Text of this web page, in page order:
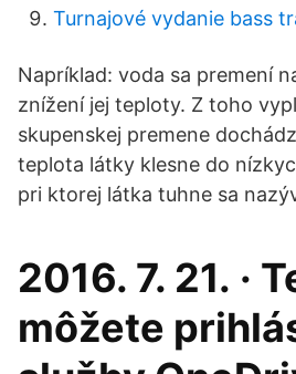
Turnajové vydanie bass
Napríklad: voda sa premení
znížení jej teploty. Z toho
skupenskej premene
teplota látky klesne do
pri ktorej látka tuhne sa
2016. 7. 21. ·
môžete